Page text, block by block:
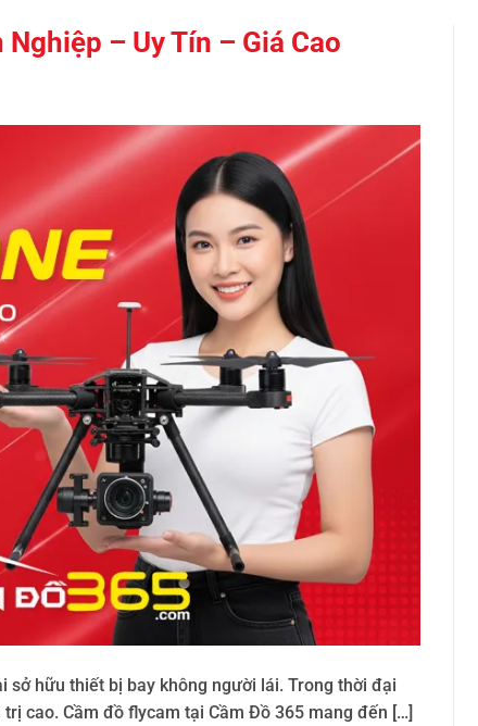
– Uy Tín – Giá Cao
hữu thiết bị bay không người lái. Trong thời đại
cao. Cầm đồ flycam tại Cầm Đồ 365 mang đến […]